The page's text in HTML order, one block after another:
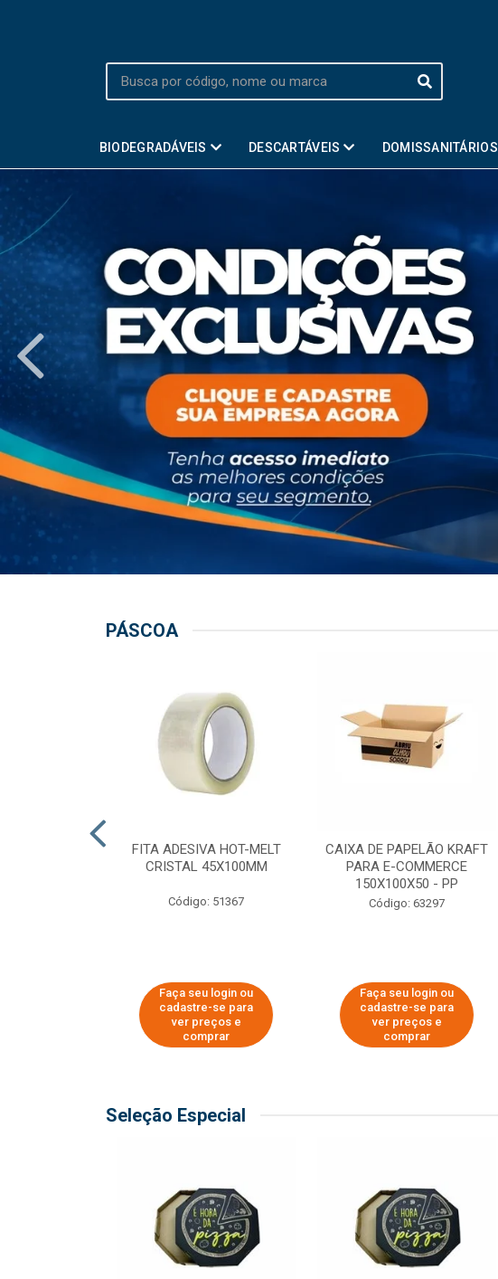
BIODEGRADÁVEIS DESCARTÁVEIS DOMISSANITÁRIOS
PÁSCOA
FITA ADESIVA HOT-MELT
CRISTAL 45X100MM
Código: 51367
Faça seu login ou
cadastre-se para
ver preços e
comprar
CAIXA DE PAPELÃO KRAFT
PARA E-COMMERCE
150X100X50 - PP
Código: 63297
Faça seu login ou
cadastre-se para
ver preços e
comprar
Seleção Especial